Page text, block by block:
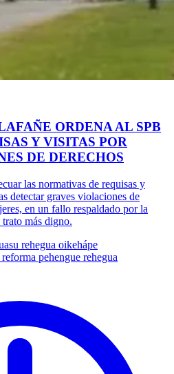
ORDENA AL SPB
Y VISITAS POR
DE DERECHOS
las normativas de requisas y
detectar graves violaciones de
en un fallo respaldado por la
más digno.
rehegua oikehápe
reforma pehengue rehegua